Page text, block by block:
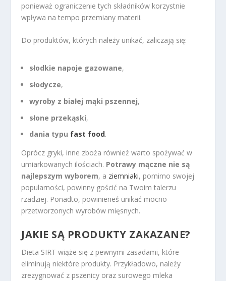
ponieważ ograniczenie tych składników korzystnie
wpływa na tempo przemiany materii.
Do produktów, których należy unikać, zaliczają się:
słodkie napoje gazowane,
słodycze,
wyroby z białej mąki pszennej,
słone przekąski,
dania typu fast food.
Oprócz gryki, inne zboża również warto spożywać w
umiarkowanych ilościach. Potrawy mączne nie są
najlepszym wyborem, a ziemniaki, pomimo swojej
popularności, powinny gościć na Twoim talerzu
rzadziej. Ponadto, powinieneś unikać mocno
przetworzonych wyrobów mięsnych.
JAKIE SĄ PRODUKTY ZAKAZANE?
Dieta SIRT wiąże się z pewnymi zasadami, które
eliminują niektóre produkty. Przykładowo, należy
zrezygnować z pszenicy oraz surowego mleka